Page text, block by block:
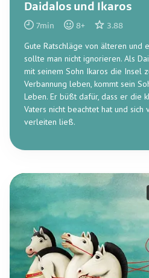
Daidalos und Ikaros
7min 8+ 3.88
Gute Ratschläge von älteren und
sollte man nicht ignorieren. Als
mit seinem Sohn Ikaros die Insel
Verbannung leben, kommt sein
Leben. Er büßt dafür, dass er die
Vaters nicht beachtet hat und sich
verleiten ließ.